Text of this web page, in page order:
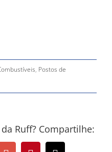
, Postos de
Ruff? Compartilhe: